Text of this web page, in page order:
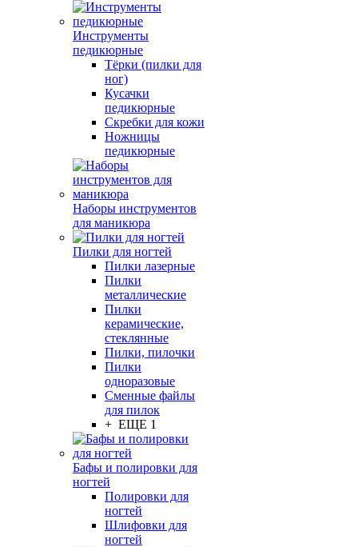
Инструменты
педикюрные
Тёрки (пилки для
ног)
Кусачки
педикюрные
Скребки для кожи
Ножницы
педикюрные
Наборы инструментов
для маникюра
Пилки для ногтей
Пилки лазерные
Пилки
металлические
Пилки
керамические,
стеклянные
Пилки, пилочки
Пилки
одноразовые
Сменные файлы
для пилок
+ ЕЩЕ 1
Бафы и полировки для
ногтей
Полировки для
ногтей
Шлифовки для
ногтей